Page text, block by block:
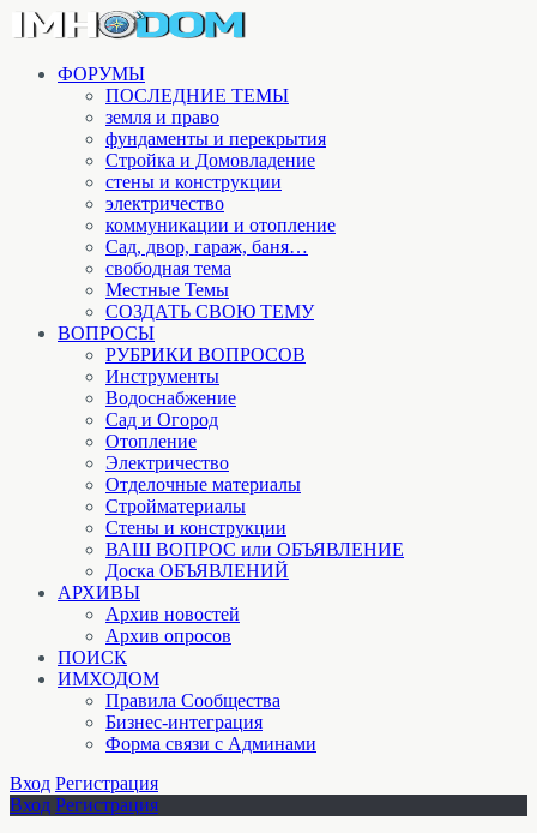
ФОРУМЫ
ПОСЛЕДНИЕ ТЕМЫ
земля и право
фундаменты и перекрытия
Стройка и Домовладение
стены и конструкции
электричество
коммуникации и отопление
Cад, двор, гараж, баня…
свободная тема
Местные Темы
СОЗДАТЬ СВОЮ ТЕМУ
ВОПРОСЫ
РУБРИКИ ВОПРОСОВ
Инструменты
Водоснабжение
Сад и Огород
Отопление
Электричество
Отделочные материалы
Стройматериалы
Стены и конструкции
ВАШ ВОПРОС или ОБЪЯВЛЕНИЕ
Доска ОБЪЯВЛЕНИЙ
АРХИВЫ
Архив новостей
Архив опросов
ПОИСК
ИМХОДОМ
Правила Сообщества
Бизнес-интеграция
Форма связи с Админами
Вход Регистрация
Вход Регистрация